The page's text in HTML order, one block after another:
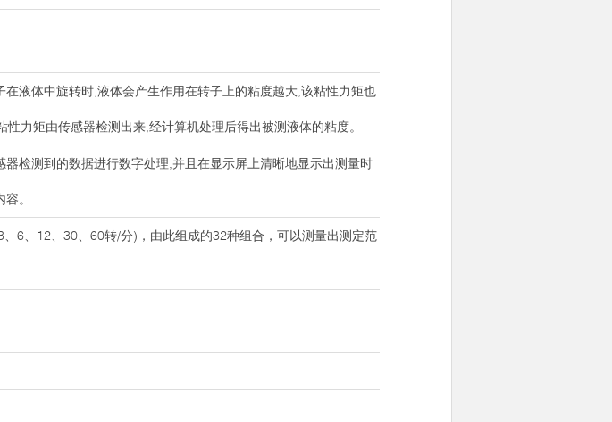
液体中旋转时,液体会产生作用在转子上的粘度越大,该粘性力矩也
力矩由传感器检测出来,经计算机处理后得出被测液体的粘度。
检测到的数据进行数字处理,并且在显示屏上清晰地显示出测量时
。
6、12、30、60转/分)，由此组成的32种组合，可以测量出测定范